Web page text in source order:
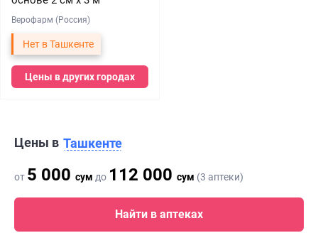
Верофарм (Россия)
Нет в Ташкенте
Цены в других городах
Цены в Ташкенте
от 5 000 сум до 112 000 сум (3 аптеки)
Найти в аптеках